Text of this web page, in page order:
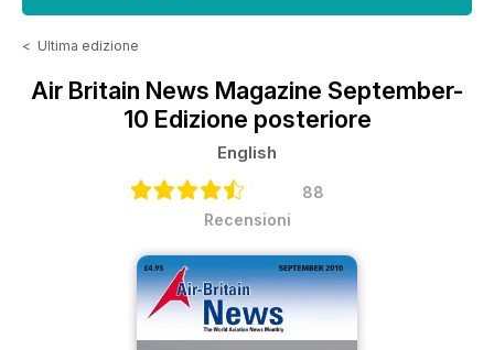
< Ultima edizione
Air Britain News Magazine September-
10 Edizione posteriore
English
88
Recensioni